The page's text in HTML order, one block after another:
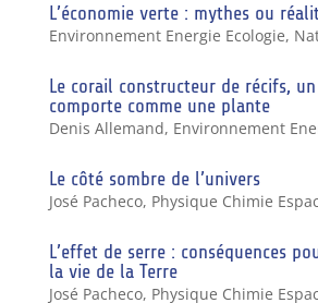
L’économie verte : mythes ou
Environnement Energie Ecologie,
Le corail constructeur de récifs,
comporte comme une plante
Denis Allemand, Environnement
Le côté sombre de l’univers
José Pacheco, Physique Chimie
L’effet de serre : conséquences
la vie de la Terre
José Pacheco, Physique Chimie